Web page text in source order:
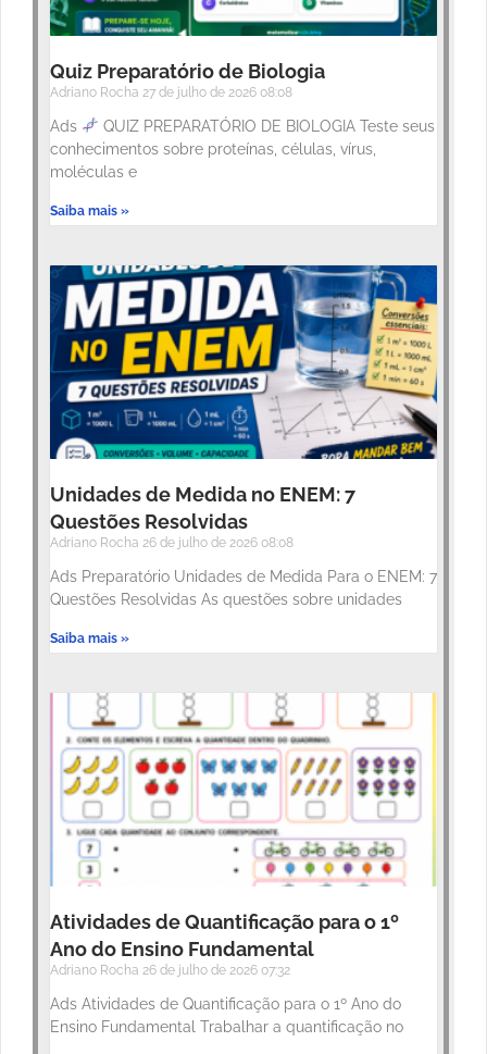
Quiz Preparatório de Biologia
Adriano Rocha 27 de julho de 2026 08:08
Ads
QUIZ PREPARATÓRIO DE BIOLOGIA Teste seus
conhecimentos sobre proteínas, células, vírus,
moléculas e
Saiba mais »
Unidades de Medida no ENEM: 7
Questões Resolvidas
Adriano Rocha 26 de julho de 2026 08:08
Ads Preparatório Unidades de Medida Para o ENEM: 7
Questões Resolvidas As questões sobre unidades
Saiba mais »
Atividades de Quantificação para o 1º
Ano do Ensino Fundamental
Adriano Rocha 26 de julho de 2026 07:32
Ads Atividades de Quantificação para o 1º Ano do
Ensino Fundamental Trabalhar a quantificação no